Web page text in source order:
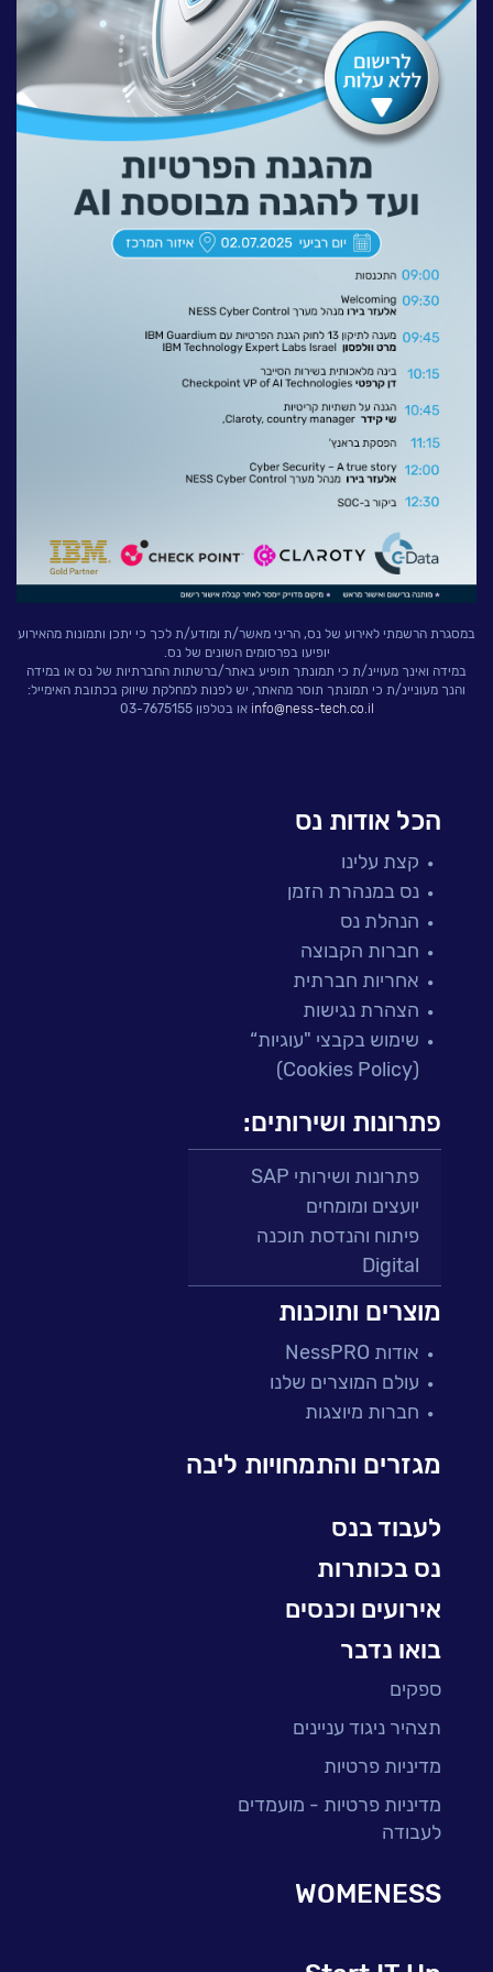
לעבוד בנס
אירועים וכנסים
פודקאסט
נס בכותרות
וובינרים מומלצים
דברו איתנו
במסגרת הרשמתי לאירוע של נס, הריני מאשר/ת ומודע/ת לכך כי יתכן ותמונות מהאירוע
יופיעו בפרסומים השונים של נס.
במידה ואינך מעויינ/ת כי תמונתך תופיע באתר/ברשתות החברתיות של נס או במידה
והנך מעוניינ/ת כי תמונתך תוסר מהאתר, יש לפנות למחלקת שיווק בכתובת האימייל:
info@ness-tech.co.il או בטלפון 03-7675155
הכל אודות נס
קצת עלינו
נס במנהרת הזמן
הנהלת נס
חברות הקבוצה
אחריות חברתית
הצהרת נגישות
שימוש בקבצי "עוגיות“
(Cookies Policy)
פתרונות ושירותים:
פתרונות ושירותי SAP
יועצים ומומחים
פיתוח והנדסת תוכנה
Digital
פתרונות למגזר הפיננסי
מיקור חוץ ושירותים מנוהלים
בדיקות והבטחת איכות
עולמות הענן
עולמות הסייבר
BI, Analytics & Big-Data
מוצרים ותוכנות
אודות NessPRO
עולם המוצרים שלנו
חברות מיוצגות
מגזרים והתמחויות ליבה
לעבוד בנס
נס בכותרות
אירועים וכנסים
בואו נדבר
ספקים
תצהיר ניגוד עניינים
מדיניות פרטיות
מדיניות פרטיות - מועמדים
לעבודה
WOMENESS